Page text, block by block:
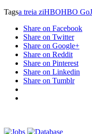
Tagsa treia ziHBOHBO Go
Share on Facebook
Share on Twitter
Share on Google+
Share on Reddit
Share on Pinterest
Share on Linkedin
Share on Tumblr